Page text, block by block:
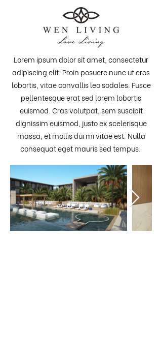
Lorem ipsum dolor sit amet, consectetur
adipiscing elit. Proin posuere nunc ut eros
lobortis, vitae convallis leo sodales. Fusce
pellentesque erat sed lorem lobortis
euismod. Cras volutpat, sem suscipit
dignissim euismod, justo ex scelerisque
massa, et mollis dui mi vitae est. Nulla
consequat eget mauris sed tempus.